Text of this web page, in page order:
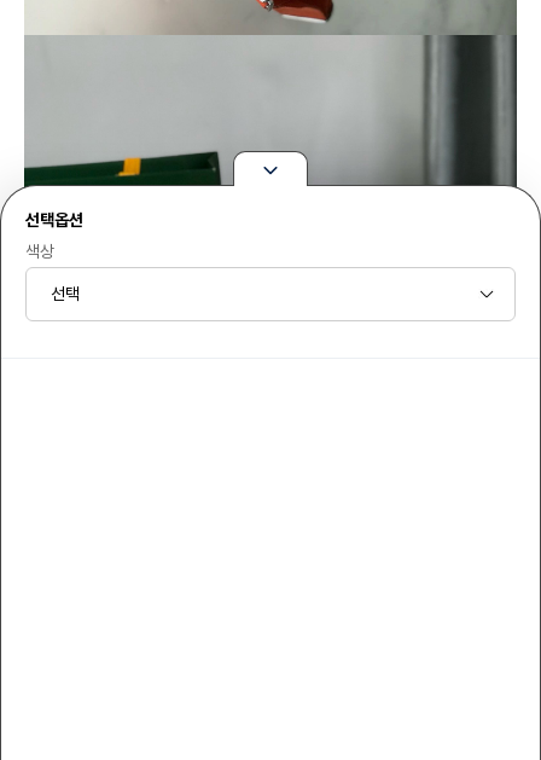
선택옵션
색상